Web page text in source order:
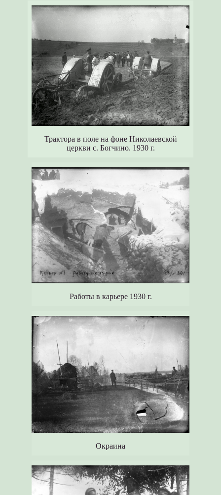
Трактора в поле на фоне Николаевской
церкви с. Богчино. 1930 г.
Работы в карьере 1930 г.
Окраина